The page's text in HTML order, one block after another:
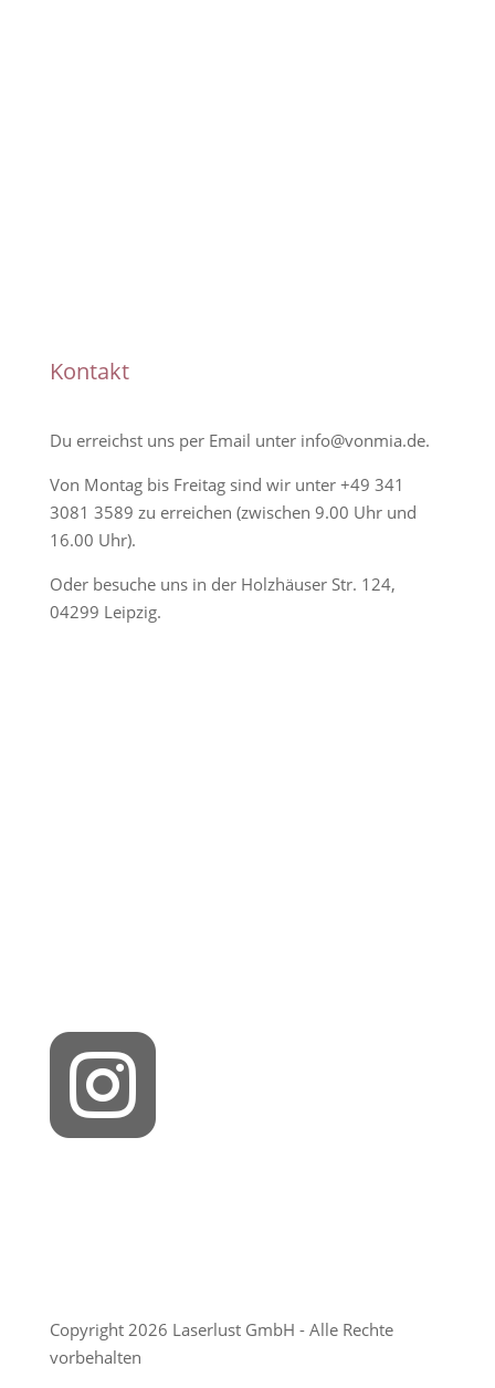
Kontakt
Du erreichst uns per Email unter info@vonmia.de.
Von Montag bis Freitag sind wir unter +49 341
3081 3589 zu erreichen (zwischen 9.00 Uhr und
16.00 Uhr).
Oder besuche uns in der Holzhäuser Str. 124,
04299 Leipzig.

Copyright 2026 Laserlust GmbH - Alle Rechte
vorbehalten